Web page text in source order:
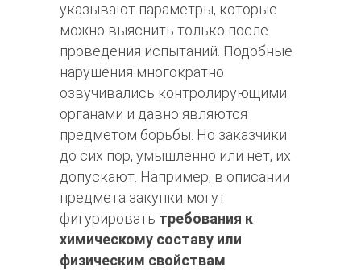
указывают параметры, которые
можно выяснить только после
проведения испытаний. Подобные
нарушения многократно
озвучивались контролирующими
органами и давно являются
предметом борьбы. Но заказчики
до сих пор, умышленно или нет, их
допускают. Например, в описании
предмета закупки могут
фигурировать требования к
химическому составу или
физическим свойствам